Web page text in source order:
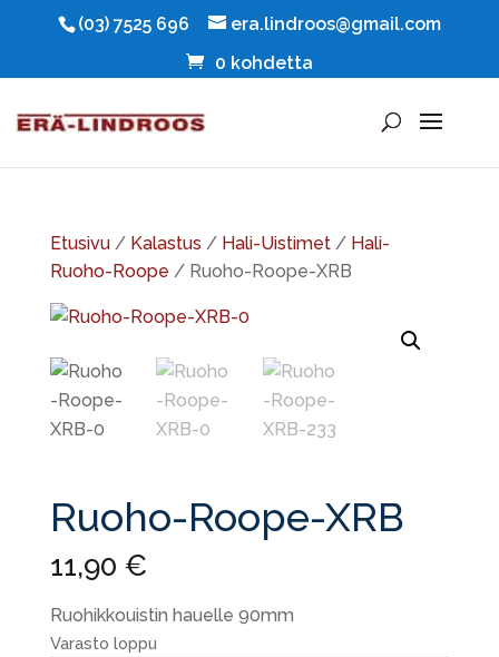
(03) 7525 696
era.lindroos@gmail.com
0 kohdetta
Etusivu/ Kalastus / Hali-Uistimet/ Hali-
Ruoho-Roope / Ruoho-Roope-XRB
Ruoho-Roope-XRB
11,90 €
Ruohikkouistin hauelle 90mm
Varasto loppu